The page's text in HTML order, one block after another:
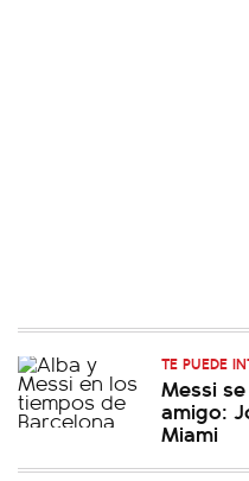
TE PUEDE
Messi
amigo:
Miami